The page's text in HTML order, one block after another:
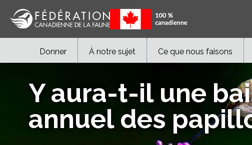
Donner À notre sujet Ce que nous faisons
Y aura-t-il une
annuel des